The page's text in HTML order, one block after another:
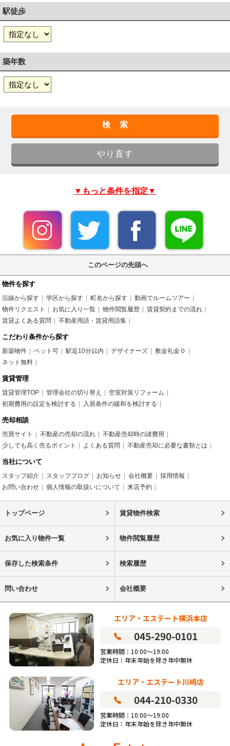
駅徒歩
築年数
▼もっと条件を指定▼
このページの先頭へ
物件を探す
沿線から探す 学区から探す 町名から探す
動画でルームツアー
物件リクエスト
お気に入り一覧 物件閲覧履歴
賃貸契約までの流れ
賃貸よくある質問
不動産用語・賃貸用語集
こだわり条件から探す
新築物件 ペット可 駅近10分以内 デザイナーズ
敷金礼金０
ネット無料
賃貸管理
賃貸管理TOP 管理会社の切り替え
空室対策リフォーム
初期費用の設定を検討する
入居条件の緩和を検討する
売却相談
売買サイト 不動産の売却の流れ
不動産売却時の諸費用
少しでも高く売るポイント
よくある質問 不動産売却に必要な書類とは
当社について
スタッフ紹介 スタッフブログ お知らせ 会社概要
採用情報
お問い合わせ
個人情報の取扱いについて 来店予約
トップページ 賃貸物件検索
お気に入り物件一覧 物件閲覧履歴
保存した検索条件 検索履歴
問い合わせ 会社概要
エリア・エステート横浜本店
045-290-0101
営業時間：10:00～19:00
定休日：年末年始を除き年中無休
エリア・エステート川崎店
044-210-0330
営業時間：10:00～19:00
定休日：年末年始を除き年中無休